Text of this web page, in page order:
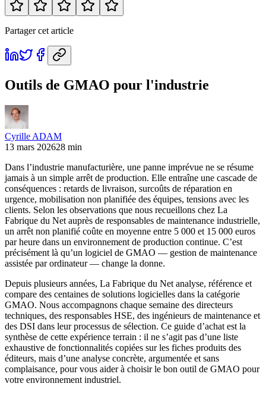
Partager cet article
Outils de GMAO pour l'industrie
Cyrille ADAM
13 mars 202628 min
Dans l’industrie manufacturière, une panne imprévue ne se résume
jamais à un simple arrêt de production. Elle entraîne une cascade de
conséquences : retards de livraison, surcoûts de réparation en
urgence, mobilisation non planifiée des équipes, tensions avec les
clients. Selon les observations que nous recueillons chez La
Fabrique du Net auprès de responsables de maintenance industrielle,
un arrêt non planifié coûte en moyenne entre 5 000 et 15 000 euros
par heure dans un environnement de production continue. C’est
précisément là qu’un logiciel de GMAO — gestion de maintenance
assistée par ordinateur — change la donne.
Depuis plusieurs années, La Fabrique du Net analyse, référence et
compare des centaines de solutions logicielles dans la catégorie
GMAO. Nous accompagnons chaque semaine des directeurs
techniques, des responsables HSE, des ingénieurs de maintenance et
des DSI dans leur processus de sélection. Ce guide d’achat est la
synthèse de cette expérience terrain : il ne s’agit pas d’une liste
exhaustive de fonctionnalités copiées sur les fiches produits des
éditeurs, mais d’une analyse concrète, argumentée et sans
complaisance, pour vous aider à choisir le bon outil de GMAO pour
votre environnement industriel.